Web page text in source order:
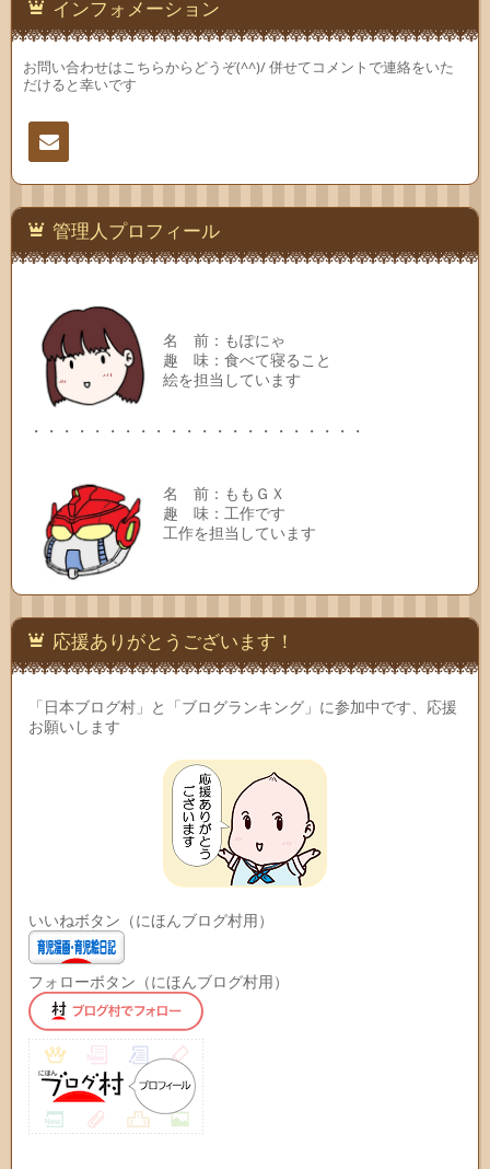
インフォメーション
お問い合わせはこちらからどうぞ(^^)/ 併せてコメントで連絡をいた
だけると幸いです
連絡
先 管理人プロフィール
名 前：もぽにゃ
趣 味：食べて寝ること
絵を担当しています
・・・・・・・・・・・・・・・・・・・・・・
名 前：ももＧＸ
趣 味：工作です
工作を担当しています
応援ありがとうございます！
「日本ブログ村」と「ブログランキング」に参加中です、応援
お願いします
いいねボタン（にほんブログ村用）
フォローボタン（にほんブログ村用）